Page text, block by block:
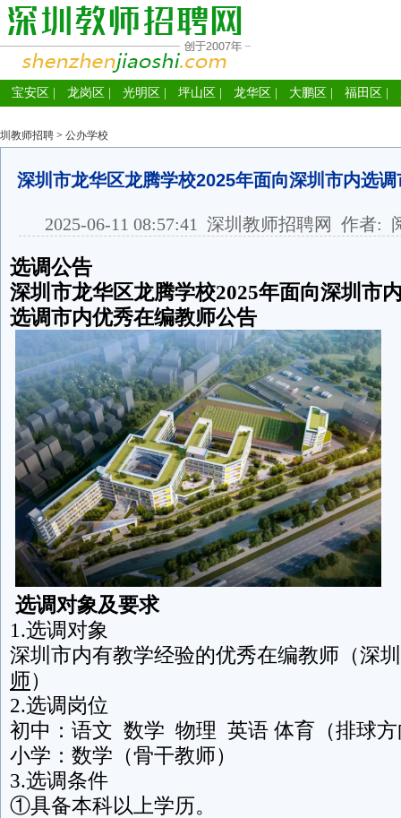
宝安区 龙岗区 光明区 坪山区 龙华区 大鹏区 福田区
圳教师招聘 > 公办学校
深圳市龙华区龙腾学校2025年面向深圳市内选
2025-06-11 08:57:41 深圳教师招聘网 作者:
选调公告
深圳市龙华区龙腾学校2025年面向深圳市
选调市内优秀在编教师公告
选调对象及要求
1.选调对象
深圳市内有教学经验的优秀在编教师（深
师）
2.选调岗位
初中：语文 数学 物理 英语 体育（排球方
小学：数学（骨干教师）
3.选调条件
①具备本科以上学历。